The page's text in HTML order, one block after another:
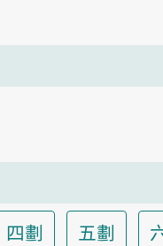
四劃 五劃